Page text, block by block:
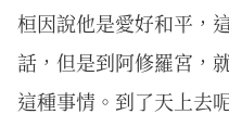
桓因說他是愛好和平，
話，但是到阿修羅宮，
這種事情。到了天上去